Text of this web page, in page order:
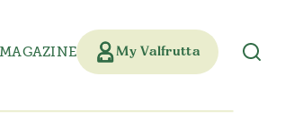
My Valfrutta